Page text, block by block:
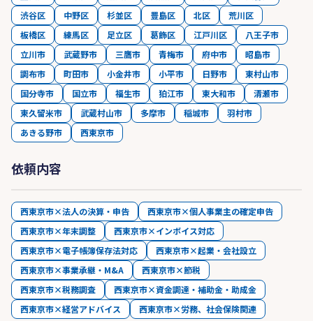
渋谷区
中野区 杉並区 豊島区 北区
荒川区
板橋区
練馬区 足立区 葛飾区 江戸川区
八王子市
立川市
武蔵野市 三鷹市 青梅市 府中市
昭島市
調布市
町田市 小金井市 小平市 日野市
東村山市
国分寺市
国立市 福生市 狛江市 東大和市
清瀬市
東久留米市
武蔵村山市 多摩市 稲城市
羽村市
あきる野市
西東京市
依頼内容
西東京市×法人の決算・申告
西東京市×個人事業主の確定申告
西東京市×年末調整
西東京市×インボイス対応
西東京市×電子帳簿保存法対応
西東京市×起業・会社設立
西東京市×事業承継・M&A
西東京市×節税
西東京市×税務調査
西東京市×資金調達・補助金・助成金
西東京市×経営アドバイス
西東京市×労務、社会保険関連